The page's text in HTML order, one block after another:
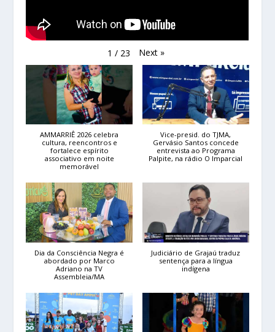
1 / 23 Next »
AMMARRIÊ 2026 celebra
cultura, reencontros e
fortalece espírito
associativo em noite
memorável
Vice-presid. do TJMA,
Gervásio Santos concede
entrevista ao Programa
Palpite, na rádio O Imparcial
Dia da Consciência Negra é
abordado por Marco
Adriano na TV
Assembleia/MA
Judiciário de Grajaú traduz
sentença para a língua
indígena